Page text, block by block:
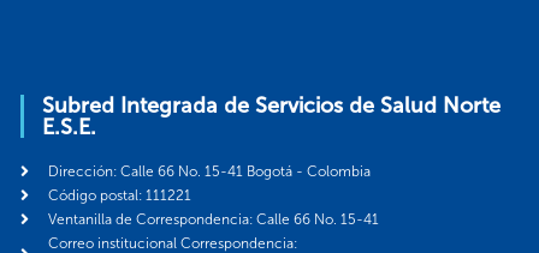
Subred Integrada de Servicios de Salud Norte
E.S.E.
Dirección: Calle 66 No. 15-41 Bogotá - Colombia
Código postal: 111221
Ventanilla de Correspondencia: Calle 66 No. 15-41
Correo institucional Correspondencia: